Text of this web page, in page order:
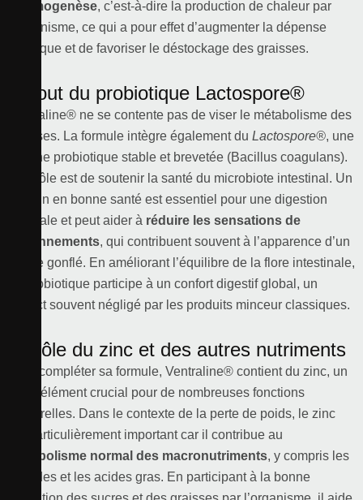
thermogenèse, c’est-à-dire la production de chaleur par
l’organisme, ce qui a pour effet d’augmenter la dépense
calorique et de favoriser le déstockage des graisses.
L’ajout du probiotique Lactospore®
Ventraline® ne se contente pas de viser le métabolisme des
graisses. La formule intègre également du Lactospore®, une
souche probiotique stable et brevetée (Bacillus coagulans).
Son rôle est de soutenir la santé du microbiote intestinal. Un
intestin en bonne santé est essentiel pour une digestion
optimale et peut aider à réduire les sensations de
ballonnements, qui contribuent souvent à l’apparence d’un
ventre gonflé. En améliorant l’équilibre de la flore intestinale,
ce probiotique participe à un confort digestif global, un
aspect souvent négligé par les produits minceur classiques.
Le rôle du zinc et des autres nutriments
Pour compléter sa formule, Ventraline® contient du zinc, un
oligo-élément crucial pour de nombreuses fonctions
corporelles. Dans le contexte de la perte de poids, le zinc
est particulièrement important car il contribue au
métabolisme normal des macronutriments, y compris les
glucides et les acides gras. En participant à la bonne